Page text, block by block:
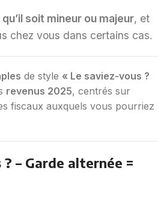
qu’il soit mineur ou majeur, et
chez vous dans certains cas.
de style « Le saviez-vous ?
revenus 2025, centrés sur
fiscaux auxquels vous pourriez
– Garde alternée =